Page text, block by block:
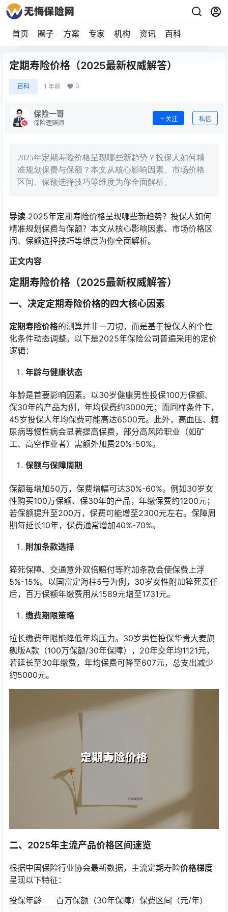
首页 圈子 方案 专家 机构 资讯 百科
定期寿险价格（2025最新权威解答）
百科 1 年前 0
保险一哥
保险理赔师
关注 私信
2025年定期寿险价格呈现哪些新趋势？投保人如何精
准规划保费与保额？本文从核心影响因素、市场价格
区间、保额选择技巧等维度为你全面解析。
导读 2025年定期寿险价格呈现哪些新趋势？投保人如何
精准规划保费与保额？本文从核心影响因素、市场价格区
间、保额选择技巧等维度为你全面解析。
正文内容
定期寿险价格（2025最新权威解答）
一、决定定期寿险价格的四大核心因素
定期寿险价格的测算并非一刀切，而是基于投保人的个性
化条件动态调整。以下是2025年保险公司普遍采用的定价
逻辑：
年龄与健康状态
年龄是首要影响因素。以30岁健康男性投保100万保额、
保30年的产品为例，年均保费约3000元；而同样条件下，
45岁投保人年均保费可能高达6500元。此外，高血压、糖
尿病等慢性病会显著提高保费，部分高风险职业（如矿
工、高空作业者）需额外加费20%-50%。
保额与保障周期
保额每增加50万，保费增幅可达30%-60%。例如30岁女
性购买100万保额、保30年的产品，年缴保费约1200元；
若保额提升至200万，保费可能增至2300元左右。保障周
期每延长10年，保费通常增加40%-70%。
附加条款选择
猝死保障、交通意外双倍赔付等附加条款会使保费上浮
5%-15%。以国富定海柱5号为例，30岁女性附加猝死责任
后，百万保额年缴费用从1589元增至1731元。
缴费期限策略
拉长缴费年限能降低年均压力。30岁男性投保华贵大麦旗
舰版A款（100万保额/30年保障），20年交年均1121元，
若延长至30年缴费，年均保费可降至607元，总支出减少
约5000元。
二、2025年主流产品价格区间速览
根据中国保险行业协会最新数据，主流定期寿险价格梯度
呈现以下特征：
投保年龄
百万保额（30年保障）保费区间（元/年）